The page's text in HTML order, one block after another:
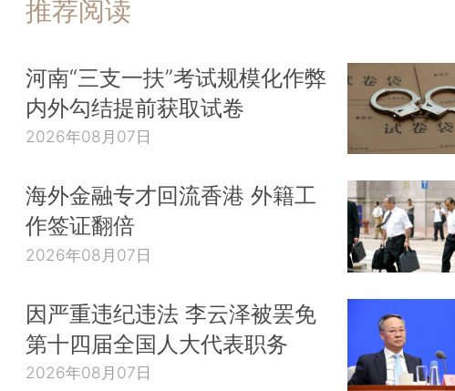
推荐阅读
河南“三支一扶”考试规模化作弊
内外勾结提前获取试卷
2026年08月07日
海外金融专才回流香港 外籍工
作签证翻倍
2026年08月07日
因严重违纪违法 李云泽被罢免
第十四届全国人大代表职务
2026年08月07日